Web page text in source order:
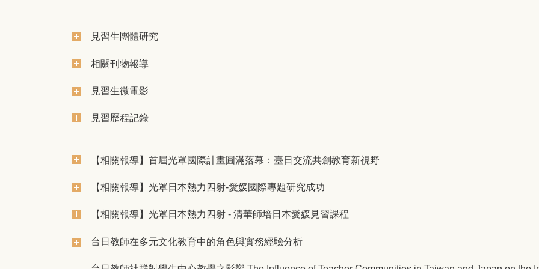
見習生團體研究
相關刊物報導
見習生微電影
見習歷程記錄
【相關報導】首屆光罩國際計畫圓滿落幕：臺日交流共創教育新視野
【相關報導】光罩日本熱力四射-愛媛國際專題研究成功
【相關報導】光罩日本熱力四射 - 清華師培日本愛媛見習課程
台日教師在多元文化教育中的角色與實務經驗分析